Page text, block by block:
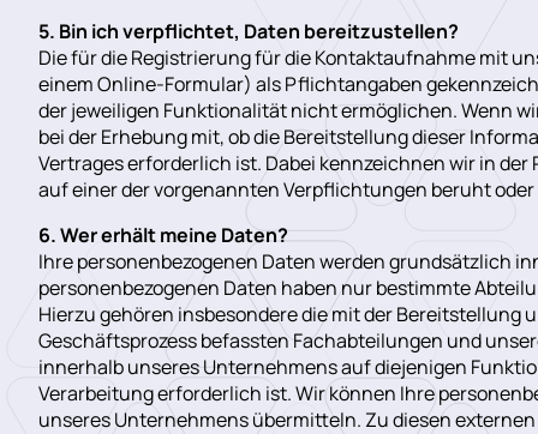
5. Bin ich verpflichtet, Daten bereitzustellen?
Die für die Registrierung für die Kontaktaufnahme mit
einem Online-Formular) als Pflichtangaben
der jeweiligen Funktionalität nicht ermöglichen. Wenn
bei der Erhebung mit, ob die Bereitstellung dieser
Vertrages erforderlich ist. Dabei kennzeichnen wir in
auf einer der vorgenannten Verpflichtungen beruht
6. Wer erhält meine Daten?
Ihre personenbezogenen Daten werden grundsätzlich
personenbezogenen Daten haben nur bestimmte
Hierzu gehören insbesondere die mit der Bereitstellung
Geschäftsprozess befassten Fachabteilungen und
innerhalb unseres Unternehmens auf diejenigen
Verarbeitung erforderlich ist. Wir können Ihre
unseres Unternehmens übermitteln. Zu diesen